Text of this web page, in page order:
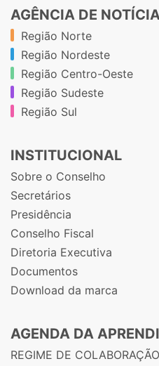
AGÊNCIA DE
Região Norte
Região Nordeste
Região Centro-Oeste
Região Sudeste
Região Sul
INSTITUCIONAL
Sobre o Conselho
Secretários
Presidência
Conselho Fiscal
Diretoria Executiva
Documentos
Download da marca
AGENDA DA
REGIME DE COLABORAÇÃO